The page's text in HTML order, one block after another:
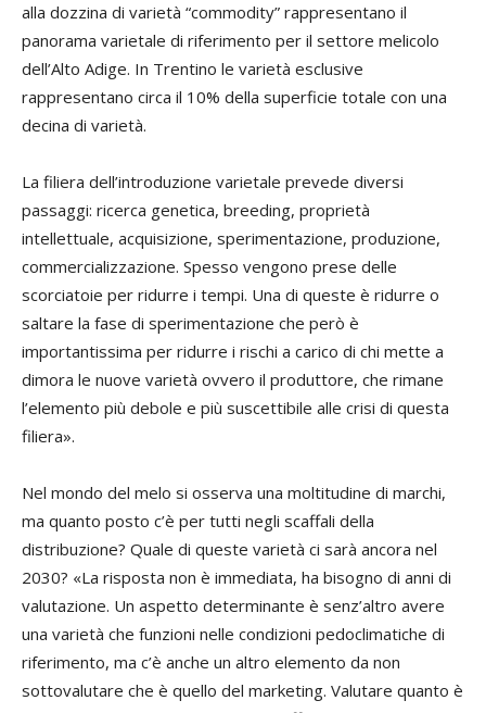
alla dozzina di varietà “commodity” rappresentano il
panorama varietale di riferimento per il settore melicolo
dell’Alto Adige. In Trentino le varietà esclusive
rappresentano circa il 10% della superficie totale con una
decina di varietà.
La filiera dell’introduzione varietale prevede diversi
passaggi: ricerca genetica, breeding, proprietà
intellettuale, acquisizione, sperimentazione, produzione,
commercializzazione. Spesso vengono prese delle
scorciatoie per ridurre i tempi. Una di queste è ridurre o
saltare la fase di sperimentazione che però è
importantissima per ridurre i rischi a carico di chi mette a
dimora le nuove varietà ovvero il produttore, che rimane
l’elemento più debole e più suscettibile alle crisi di questa
filiera».
Nel mondo del melo si osserva una moltitudine di marchi,
ma quanto posto c’è per tutti negli scaffali della
distribuzione? Quale di queste varietà ci sarà ancora nel
2030? «La risposta non è immediata, ha bisogno di anni di
valutazione. Un aspetto determinante è senz’altro avere
una varietà che funzioni nelle condizioni pedoclimatiche di
riferimento, ma c’è anche un altro elemento da non
sottovalutare che è quello del marketing. Valutare quanto è